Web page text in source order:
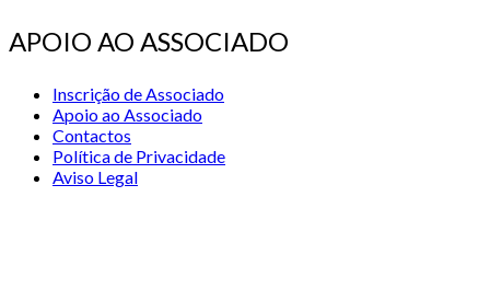
APOIO AO ASSOCIADO
Inscrição de Associado
Apoio ao Associado
Contactos
Política de Privacidade
Aviso Legal